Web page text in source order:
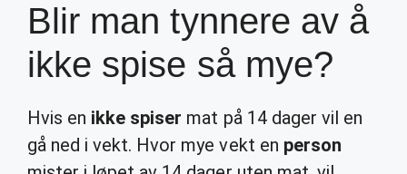
Blir man tynnere av å
ikke spise så mye?
Hvis en ikke spiser mat på 14 dager vil en
gå ned i vekt. Hvor mye vekt en person